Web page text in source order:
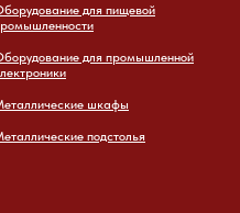
для пищевой
для промышленной
шкафы
подстолья